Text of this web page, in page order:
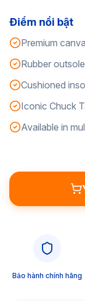
Điểm nổi bật
Premium
Rubber
Cushioned
Iconic Chuck
Available in
Bảo hành chính hãng